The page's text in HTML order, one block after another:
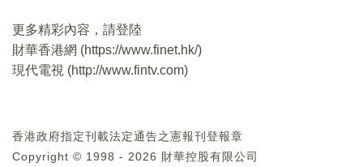
更多精彩內容，請登陸
財華香港網 (https://www.finet.hk/)
現代電視 (http://www.fintv.com)
香港政府指定刊載法定通告之憲報刊登報章
Copyright © 1998 - 2026 財華控股有限公司